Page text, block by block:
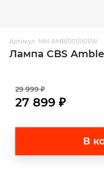
Артикул: MM-AMB/001/001/W
Лампа CBS Amble
29 999 ₽
27 899 ₽
В